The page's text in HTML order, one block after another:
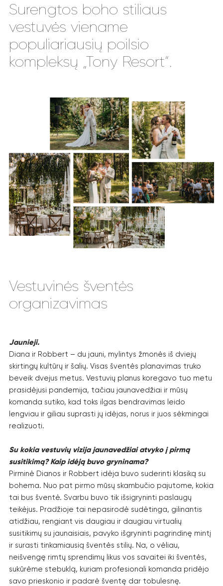
Surengtos boho stiliaus
vestuvės viename
populiariausių poilsio
kompleksų „Tony Resort“.
Vestuvinės šventės
organizavimas
Jaunieji.
Diana ir Robbert – du jauni, mylintys žmonės iš dviejų
skirtingų kultūrų ir šalių. Visas šventės planavimas truko
beveik dvejus metus. Vestuvių planus koregavo tuo metu
prasidėjusi pandemija, tačiau jaunavedžiai ir mūsų
komanda sutiko, kad toks ilgas bendravimas leido
lengviau ir giliau suprasti jų idėjas, norus ir juos sėkmingai
realizuoti.
Su kokia vestuvių vizija jaunavedžiai atvyko į pirmą
susitikimą? Kaip idėją buvo gryninama?
Pirminė Dianos ir Robbert idėja buvo suderinti klasiką su
bohema. Nuo pat pirmo mūsų skambučio pajutome, kokia
tai bus šventė. Svarbu buvo tik išsigryninti paslaugų
teikėjus. Pradžioje tai nepasirodė sudėtinga, gilinantis
atidžiau, rengiant vis daugiau ir daugiau virtualių
susitikimų su jaunaisiais, pavyko išgryninti pagrindinę mintį
ir surasti tinkamiausią šventės stilių. Na, o vėliau,
neišvengę rimtų sprendimų likus vos savaitei iki šventės,
sukūrėme stebuklą, kuriam profesionali komanda pridėjo
savo prieskonio ir padarė šventę dar tobulesnę.